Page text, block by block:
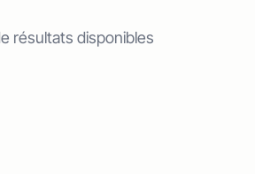
résultats disponibles